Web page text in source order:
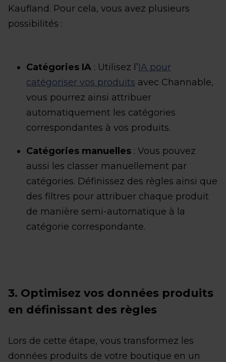
Kaufland. Pour cela, vous avez plusieurs
possibilités :
Catégories IA : Utilisez l’IA pour
catégoriser vos produits avec Channable,
vous pourrez ainsi attribuer
automatiquement les catégories
correspondantes à vos produits.
Catégories manuelles : Vous pouvez
aussi les classer manuellement par
catégories. Définissez des règles ainsi que
des filtres pour attribuer chaque produit
de manière semi-automatique à la
catégorie correspondante.
3. Optimisez vos données produits
en définissant des règles
Lors de cette étape, vous transformez les
données produits de votre boutique en un